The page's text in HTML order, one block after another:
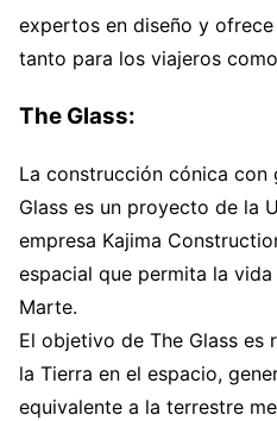
expertos en diseño y
tanto para los viajeros
The Glass:
La construcción cónica
Glass es un proyecto de la
empresa Kajima
espacial que permita la
Marte.
El objetivo de The Glass es
la Tierra en el espacio,
equivalente a la terrestre